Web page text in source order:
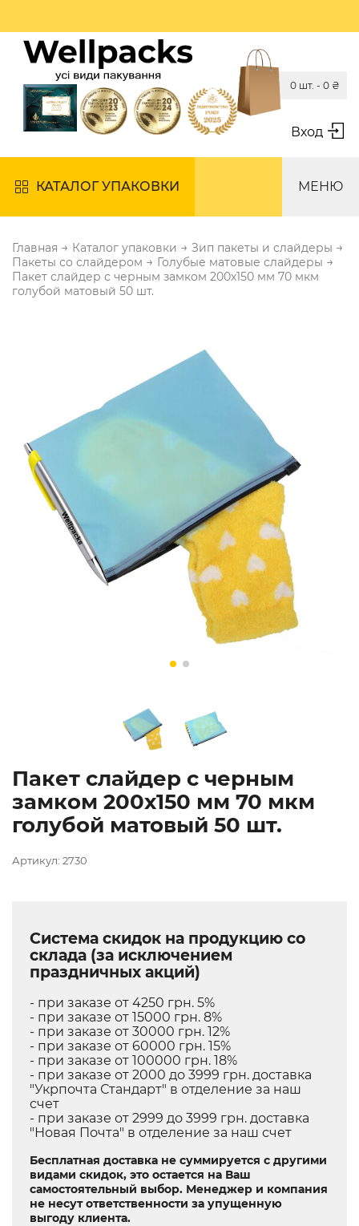
Вход
0 шт. - 0 ₴
КАТАЛОГ УПАКОВКИ МЕНЮ
Главная → Каталог упаковки → Зип пакеты и слайдеры →
Пакеты со слайдером → Голубые матовые слайдеры →
Пакет слайдер с черным замком 200х150 мм 70 мкм
голубой матовый 50 шт.
Пакет слайдер с черным
замком 200х150 мм 70 мкм
голубой матовый 50 шт.
Артикул: 2730
Система скидок на продукцию со
склада (за исключением
праздничных акций)
- при заказе от 4250 грн. 5%
- при заказе от 15000 грн. 8%
- при заказе от 30000 грн. 12%
- при заказе от 60000 грн. 15%
- при заказе от 100000 грн. 18%
- при заказе от 2000 до 3999 грн. доставка
"Укрпочта Стандарт" в отделение за наш
счет
- при заказе от 2999 до 3999 грн. доставка
"Новая Почта" в отделение за наш счет
Бесплатная доставка не суммируется с другими
видами скидок, это остается на Ваш
самостоятельный выбор. Менеджер и компания
не несут ответственности за упущенную
выгоду клиента.